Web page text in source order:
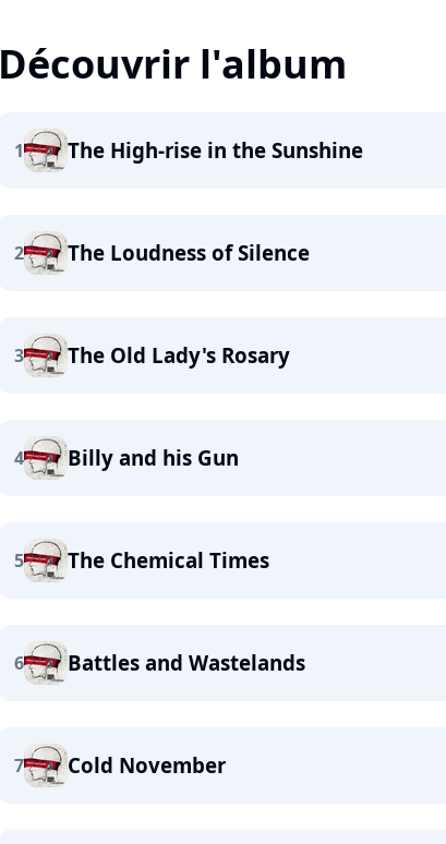
Découvrir l'album
1 The High-rise in the Sunshine
2 The Loudness of Silence
3 The Old Lady's Rosary
4 Billy and his Gun
5 The Chemical Times
6 Battles and Wastelands
7 Cold November